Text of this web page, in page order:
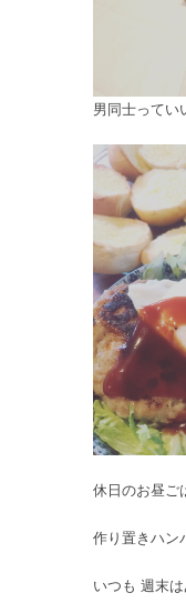
男同士ってい
休日のお昼ご
作り置きハン
いつも 週末は